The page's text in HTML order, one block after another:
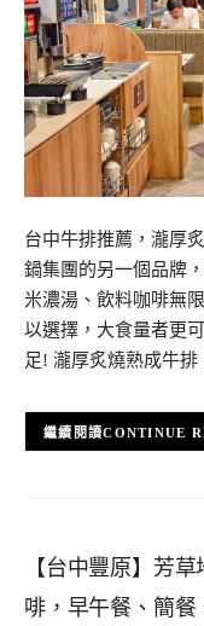
台中牛排推薦，瀧厚
鍋集團的另一個品牌
米濃湯、飲料咖啡無
以選擇，大食量者更
足! 瀧厚炙燒熟成牛
CONTINUE
【台中豐原】芳
啡，早午餐、簡